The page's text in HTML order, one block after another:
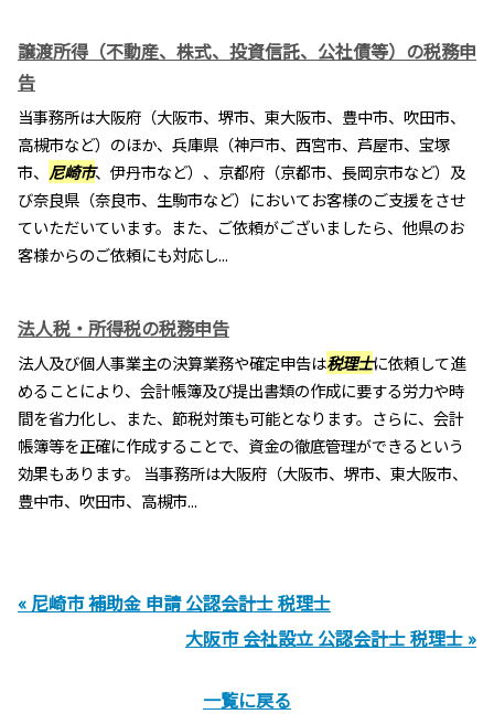
譲渡所得（不動産、株式、投資信託、公社債等）の税務申
告
当事務所は大阪府（大阪市、堺市、東大阪市、豊中市、吹田市、
高槻市など）のほか、兵庫県（神戸市、西宮市、芦屋市、宝塚
市、 尼崎市、伊丹市など）、京都府（京都市、長岡京市など）及
び奈良県（奈良市、生駒市など）においてお客様のご支援をさせ
ていただいています。また、ご依頼がございましたら、他県のお
客様からのご依頼にも対応し...
法人税・所得税の税務申告
法人及び個人事業主の決算業務や確定申告は税理士に依頼して進
めることにより、会計帳簿及び提出書類の作成に要する労力や時
間を省力化し、また、節税対策も可能となります。さらに、会計
帳簿等を正確に作成することで、資金の徹底管理ができるという
効果もあります。 当事務所は大阪府（大阪市、堺市、東大阪市、
豊中市、吹田市、高槻市...
« 尼崎市 補助金 申請 公認会計士 税理士
大阪市 会社設立 公認会計士 税理士 »
一覧に戻る